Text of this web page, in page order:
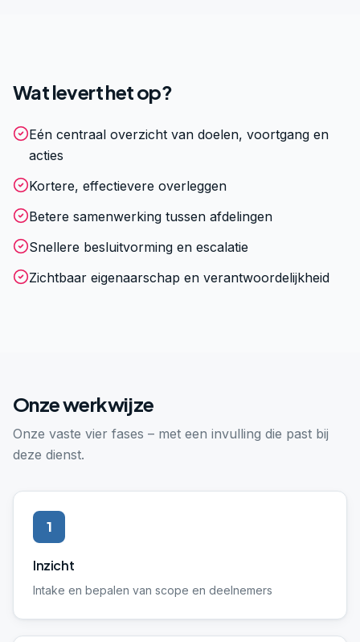
Wat levert het op?
Eén centraal overzicht van doelen, voortgang en
acties
Kortere, effectievere overleggen
Betere samenwerking tussen afdelingen
Snellere besluitvorming en escalatie
Zichtbaar eigenaarschap en verantwoordelijkheid
Onze werkwijze
Onze vaste vier fases – met een invulling die past bij
deze dienst.
1
Inzicht
Intake en bepalen van scope en deelnemers